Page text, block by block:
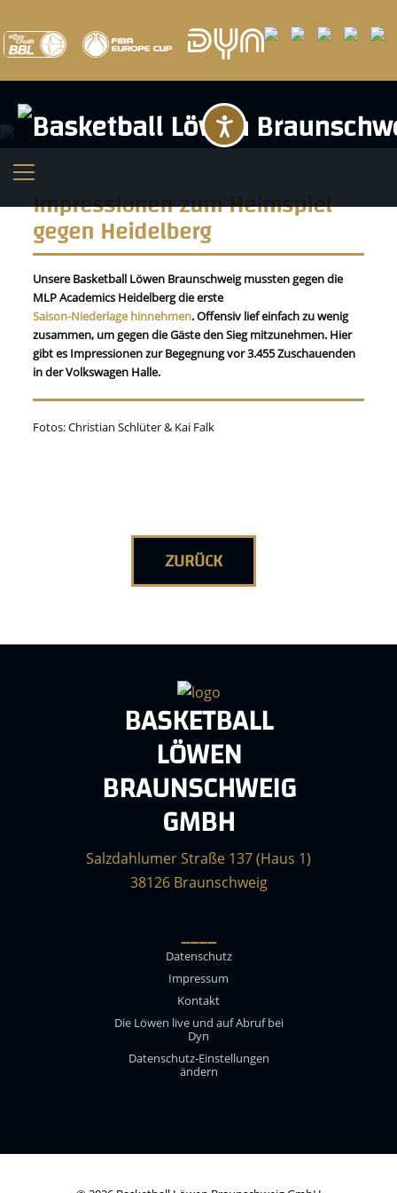
Impressionen zum Heimspiel
gegen Heidelberg
Unsere Basketball Löwen Braunschweig mussten gegen die
MLP Academics Heidelberg die erste
Saison-Niederlage hinnehmen. Offensiv lief einfach zu wenig
zusammen, um gegen die Gäste den Sieg mitzunehmen. Hier
gibt es Impressionen zur Begegnung vor 3.455 Zuschauenden
in der Volkswagen Halle.
Fotos: Christian Schlüter & Kai Falk
ZURÜCK
BASKETBALL
LÖWEN
BRAUNSCHWEIG
GMBH
Salzdahlumer Straße 137 (Haus 1)
38126 Braunschweig
____
Datenschutz
Impressum
Kontakt
Die Löwen live und auf Abruf bei
Dyn
Datenschutz-Einstellungen
ändern